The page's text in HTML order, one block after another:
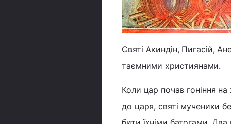
Святі Акиндін, Пигасій,
таємними християнами.
Коли цар почав гоніння
до царя, святі мученики